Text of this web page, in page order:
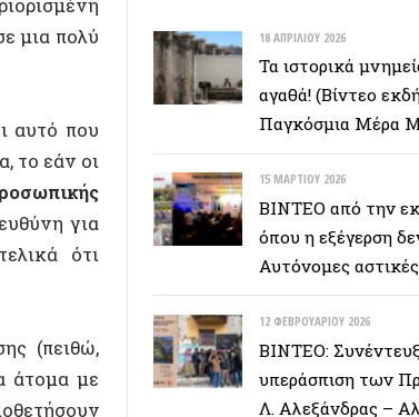
Λ. Αλεξάνδρας – Αλληλεγγύη στον
απεργό πείνας
ΣΥΝΕΝΤΕΥΞΕΙΣ
28 ΙΟΥΝΊΟΥ 2026
Colin Ward: Ο σπόρος κάτω απο το
χιόνι (Autonomedia, 2001)
15 ΙΟΥΝΊΟΥ 2026
Συνέντευξη Zygmunt Bauman: Η
ρευστή νεωτερικότητα
(Autonomedia, 2001)